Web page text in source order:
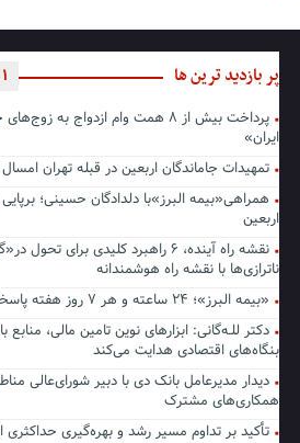
پر بازدید ترین ها 1 روز
پرداخت بیش از ۸ همت وام ازدواج
ایران»
تمهیدات جاماندگان اربعین در قبله تهران امسال ۲ برابر
همراهی«بیمه البرز»با دلدادگان حسینی؛
اربعین
نقشه راه آینده، ۶ راهبرد کلیدی برای
ناترازی‌ها با نقشه راه هوشمندانه
«بیمه البرز»؛ ۲۴ ساعته و هر ۷ روز هفته پاسخگوی بیمه‌گزاران است
دکتر للـه‌گانی: ابزارهای نوین تامین مالی،
بنگاه‌های اقتصادی هدایت می‌کند
دیدار مدیرعامل بانک دی با دبیر شورای‌عالی
همکاری‌های مشترک
تأکید بر تداوم مسیر رشد و بهره‌گیری